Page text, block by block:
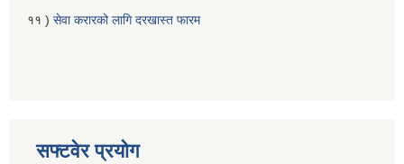
११ ) सेवा करारको लागि दरखास्त फारम
सफ्टवेर प्रयोग